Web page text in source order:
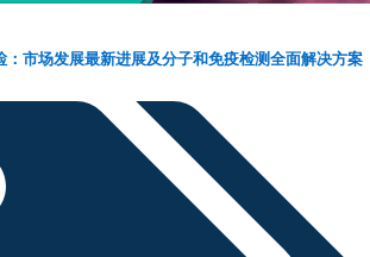
：市场发展最新进展及分子和免疫检测全面解决方案